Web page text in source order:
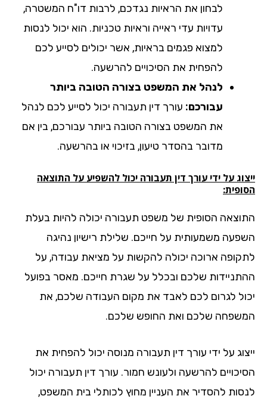
לבחון את הראיות נגדכם, לרבות דו"ח המשטרה,
עדויות עדי ראייה וראיות טכניות. הוא יכול לנסות
למצוא פגמים בראיות, אשר יכולים לסייע לכם
להפחית את הסיכויים להרשעה.
לנהל את המשפט בצורה הטובה ביותר
עבורכם:עורך דין תעבורה יכול לסייע לכם לנהל
את המשפט בצורה הטובה ביותר עבורכם, בין אם
מדובר בהסדר טיעון, בזיכוי או בהרשעה.
על ידי עורך דין תעבורה יכול להשפיע על התוצאה
הסופית של משפט תעבורה יכולה להיות בעלת
משמעותית על חייכם. שלילת רישיון נהיגה
ארוכה יכולה להקשות על מציאת עבודה, על
שלכם ובכלל על שגרת חייכם. מאסר בפועל
לגרום לכם לאבד את מקום העבודה שלכם, את
שלכם ואת החופש שלכם.
על ידי עורך דין תעבורה מנוסה יכול להפחית את
להרשעה ולעונש חמור. עורך דין תעבורה יכול
להסדיר את העניין מחוץ לכותלי בית המשפט,